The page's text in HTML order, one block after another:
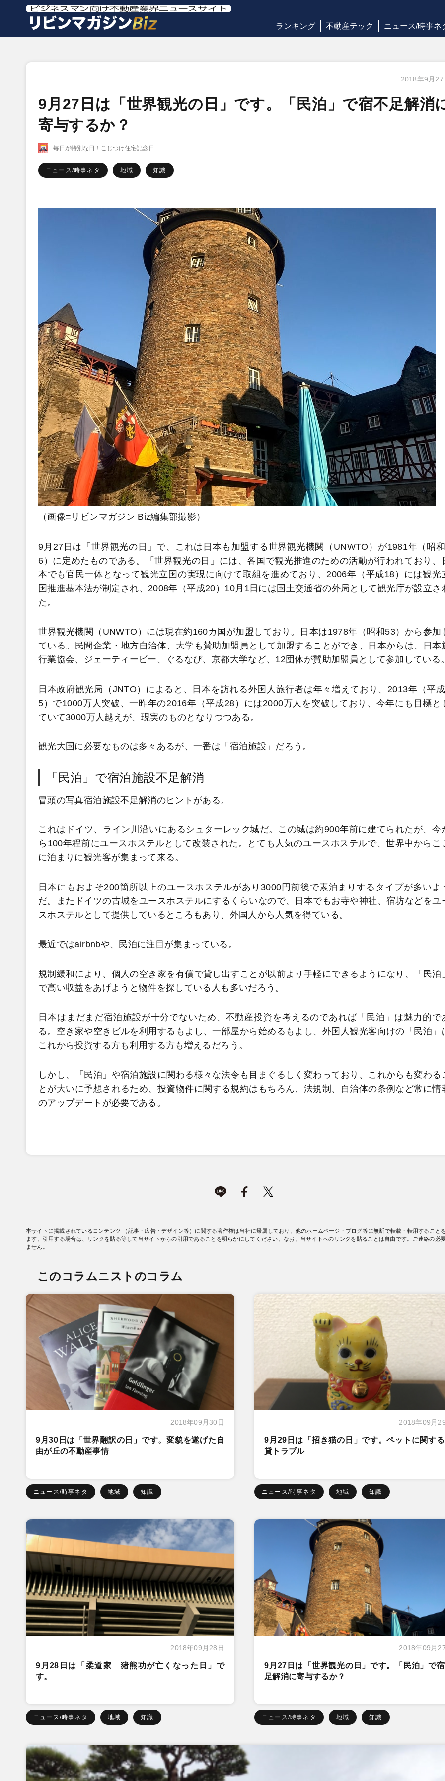
ランキング 不動産テック ニュース/時事ネ
2018年9月27
9月27日は「世界観光の日」です。「民泊」で宿不足解消
寄与するか？
毎日が特別な日！こじつけ住宅記念日
ニュース/時事ネタ 地域 知識
（画像=リビンマガジン Biz編集部撮影）
9月27日は「世界観光の日」で、これは日本も加盟する世界観光機関（UNWTO）が1981年（昭
6）に定めたものである。「世界観光の日」には、各国で観光推進のための活動が行われており、
本でも官民一体となって観光立国の実現に向けて取組を進めており、2006年（平成18）には観光
国推進基本法が制定され、2008年（平成20）10月1日には国土交通省の外局として観光庁が設立さ
た。
世界観光機関（UNWTO）には現在約160カ国が加盟しており。日本は1978年（昭和53）から参加
ている。民間企業・地方自治体、大学も賛助加盟員として加盟することができ、日本からは、日本
行業協会、ジェーティービー、ぐるなび、京都大学など、12団体が賛助加盟員として参加している。
日本政府観光局（JNTO）によると、日本を訪れる外国人旅行者は年々増えており、2013年（平
5）で1000万人突破、一昨年の2016年（平成28）には2000万人を突破しており、今年にも目標と
ていて3000万人越えが、現実のものとなりつつある。
観光大国に必要なものは多々あるが、一番は「宿泊施設」だろう。
「民泊」で宿泊施設不足解消
冒頭の写真宿泊施設不足解消のヒントがある。
これはドイツ、ライン川沿いにあるシュターレック城だ。この城は約900年前に建てられたが、今
ら100年程前にユースホステルとして改装された。とても人気のユースホステルで、世界中からこ
に泊まりに観光客が集まって来る。
日本にもおよそ200箇所以上のユースホステルがあり3000円前後で素泊まりするタイプが多いよ
だ。またドイツの古城をユースホステルにするくらいなので、日本でもお寺や神社、宿坊などをユ
スホステルとして提供しているところもあり、外国人から人気を得ている。
最近ではairbnbや、民泊に注目が集まっている。
規制緩和により、個人の空き家を有償で貸し出すことが以前より手軽にできるようになり、「民泊」
で高い収益をあげようと物件を探している人も多いだろう。
日本はまだまだ宿泊施設が十分でないため、不動産投資を考えるのであれば「民泊」は魅力的で
る。空き家や空きビルを利用するもよし、一部屋から始めるもよし、外国人観光客向けの「民泊」
これから投資する方も利用する方も増えるだろう。
しかし、「民泊」や宿泊施設に関わる様々な法令も目まぐるしく変わっており、これからも変わる
とが大いに予想されるため、投資物件に関する規約はもちろん、法規制、自治体の条例など常に情
のアップデートが必要である。
本サイトに掲載されているコンテンツ （記事・広告・デザイン等）に関する著作権は当社に帰属しており、他のホームページ・ブログ等に無断で転載・転用すること
ます。引用する場合は、リンクを貼る等して当サイトからの引用であることを明らかにしてください。なお、当サイトへのリンクを貼ることは自由です。ご連絡の必
ません。
このコラムニストのコラム
2018年09月30日
9月30日は「世界翻訳の日」です。変貌を遂げた自
由が丘の不動産事情
ニュース/時事ネタ 地域 知識
2018年09月
9月29日は「招き猫の日」です。ペットに関す
貸トラブル
ニュース/時事ネタ 地域 知識
2018年09月28日
9月28日は「柔道家 猪熊功が亡くなった日」で
す。
ニュース/時事ネタ 地域 知識
2018年09月
9月27日は「世界観光の日」です。「民泊」で
足解消に寄与するか？
ニュース/時事ネタ 地域 知識